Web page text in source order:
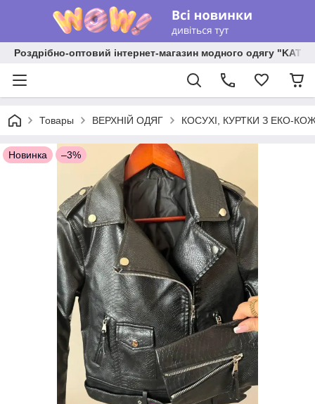
Роздрібно-оптовий інтернет-магазин модного одягу
Товары ВЕРХНІЙ ОДЯГ КОСУХІ, КУРТКИ З ЕКО-
Новинка –3%